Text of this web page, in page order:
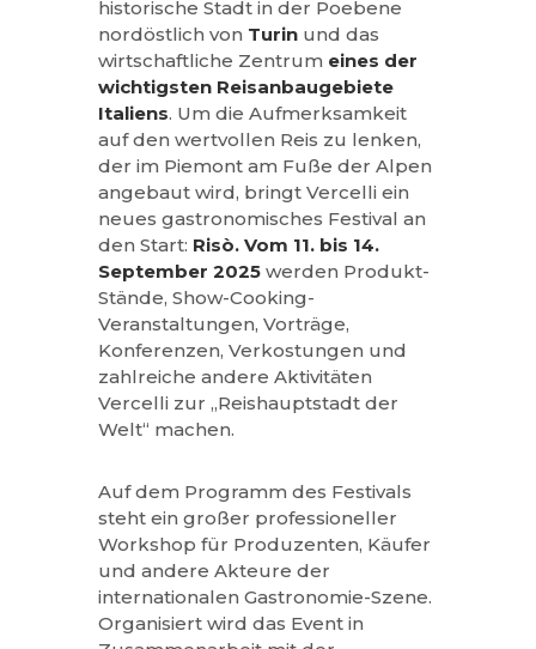
historische Stadt in der Poebene
nordöstlich von Turin und das
wirtschaftliche Zentrum eines der
wichtigsten Reisanbaugebiete
Italiens. Um die Aufmerksamkeit
auf den wertvollen Reis zu lenken,
der im Piemont am Fuße der Alpen
angebaut wird, bringt Vercelli ein
neues gastronomisches Festival an
den Start: Risò. Vom 11. bis 14.
September 2025 werden Produkt-
Stände, Show-Cooking-
Veranstaltungen, Vorträge,
Konferenzen, Verkostungen und
zahlreiche andere Aktivitäten
Vercelli zur „Reishauptstadt der
Welt“ machen.
Auf dem Programm des Festivals
steht ein großer professioneller
Workshop für Produzenten, Käufer
und andere Akteure der
internationalen Gastronomie-Szene.
Organisiert wird das Event in